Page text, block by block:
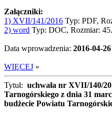
Załączniki:
1) XVII/141/2016 Typ: PDF,
2) word Typ: DOC, Rozmiar:
Data wprowadzenia: 2016-04-26
WIĘCEJ »
Tytuł: uchwała nr XVII/140/
Tarnogórskiego z dnia 31
budżecie Powiatu